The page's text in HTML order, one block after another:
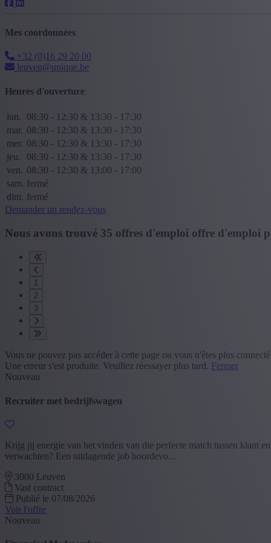
Mes coordonnées
+32 (0)16 29 20 00
leuven@unique.be
Heures d'ouverture
lun.
08:30 - 12:30 & 13:30 - 17:30
mar. 08:30 - 12:30 & 13:30 - 17:30
mer. 08:30 - 12:30 & 13:30 - 17:30
jeu.
08:30 - 12:30 & 13:30 - 17:30
ven. 08:30 - 12:30 & 13:00 - 17:00
sam. fermé
dim. fermé
Demander un rendez-vous
Nous avons trouvé 35 offres d'emploi offre d'emploi
1
2
3
Vous ne pouvez pas accéder à cette page ou vous n'êtes plus
Une erreur s'est produite. Veuillez réessayer plus tard. Fermer
Nouveau
Recruiter met bedrijfswagen
Krijg jij energie van het vinden van die perfecte match tussen klant
verwachten? Een uitdagende job boordevo...
3000 Leuven
Vast contract
Publié le 07/08/2026
Voir l'offre
Nouveau